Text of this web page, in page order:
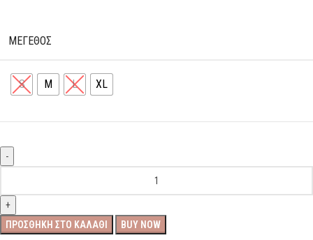
ΜΕΓΕΘΟΣ
S M L XL
ΠΡΟΣΘΉΚΗ ΣΤΟ ΚΑΛΆΘΙ BUY NOW